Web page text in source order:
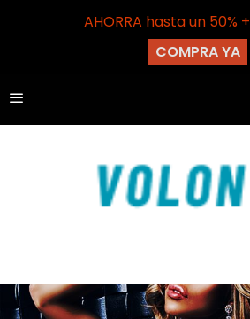
AHORRA hasta un 50% +
COMPRA YA